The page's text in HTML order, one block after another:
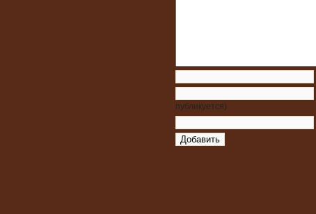
публикуется)